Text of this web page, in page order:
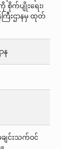
က်ပျိုးရေး၊
ကြီးဌာနမှ ထုတ်
န
ျင်းသက်ဝင်